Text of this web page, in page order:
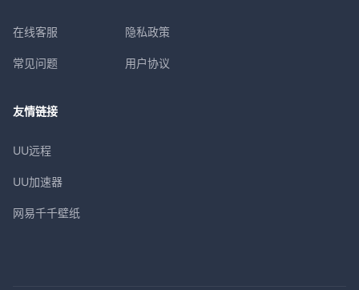
在线客服
常见问题
隐私政策
用户协议
友情链接
UU远程
UU加速器
网易千千壁纸